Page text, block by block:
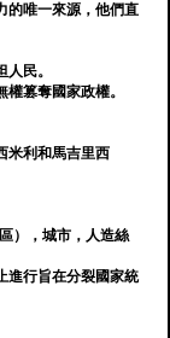
的唯一來源，他們直
民。
篡奪國家政權。
米利和馬吉里西
），城市，人造絲
進行旨在分裂國家統